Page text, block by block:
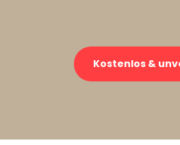
Kostenlos &